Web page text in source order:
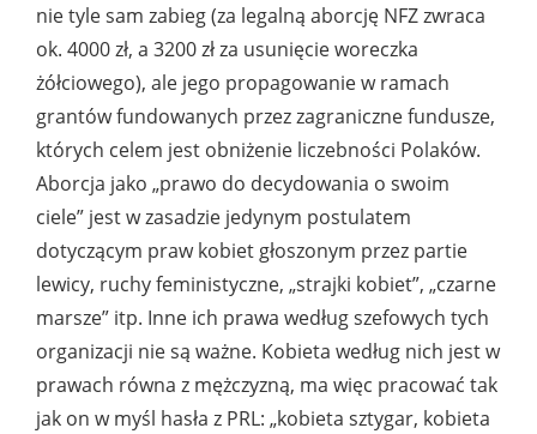
nie tyle sam zabieg (za legalną aborcję NFZ zwraca
ok. 4000 zł, a 3200 zł za usunięcie woreczka
żółciowego), ale jego propagowanie w ramach
grantów fundowanych przez zagraniczne fundusze,
których celem jest obniżenie liczebności Polaków.
Aborcja jako „prawo do decydowania o swoim
ciele” jest w zasadzie jedynym postulatem
dotyczącym praw kobiet głoszonym przez partie
lewicy, ruchy feministyczne, „strajki kobiet”, „czarne
marsze” itp. Inne ich prawa według szefowych tych
organizacji nie są ważne. Kobieta według nich jest w
prawach równa z mężczyzną, ma więc pracować tak
jak on w myśl hasła z PRL: „kobieta sztygar, kobieta